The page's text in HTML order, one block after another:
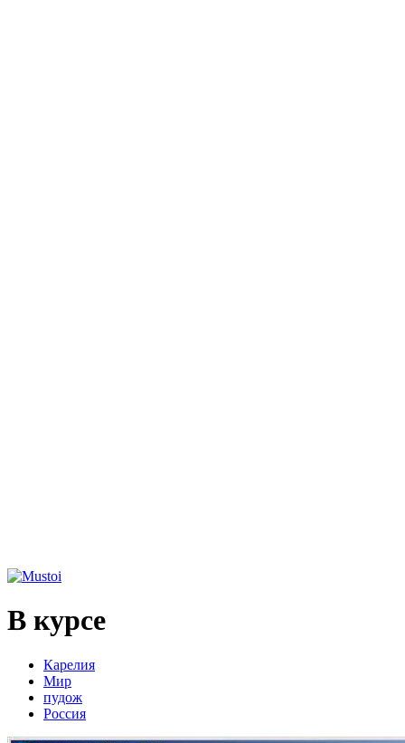
В курсе
Карелия
Мир
пудож
Россия